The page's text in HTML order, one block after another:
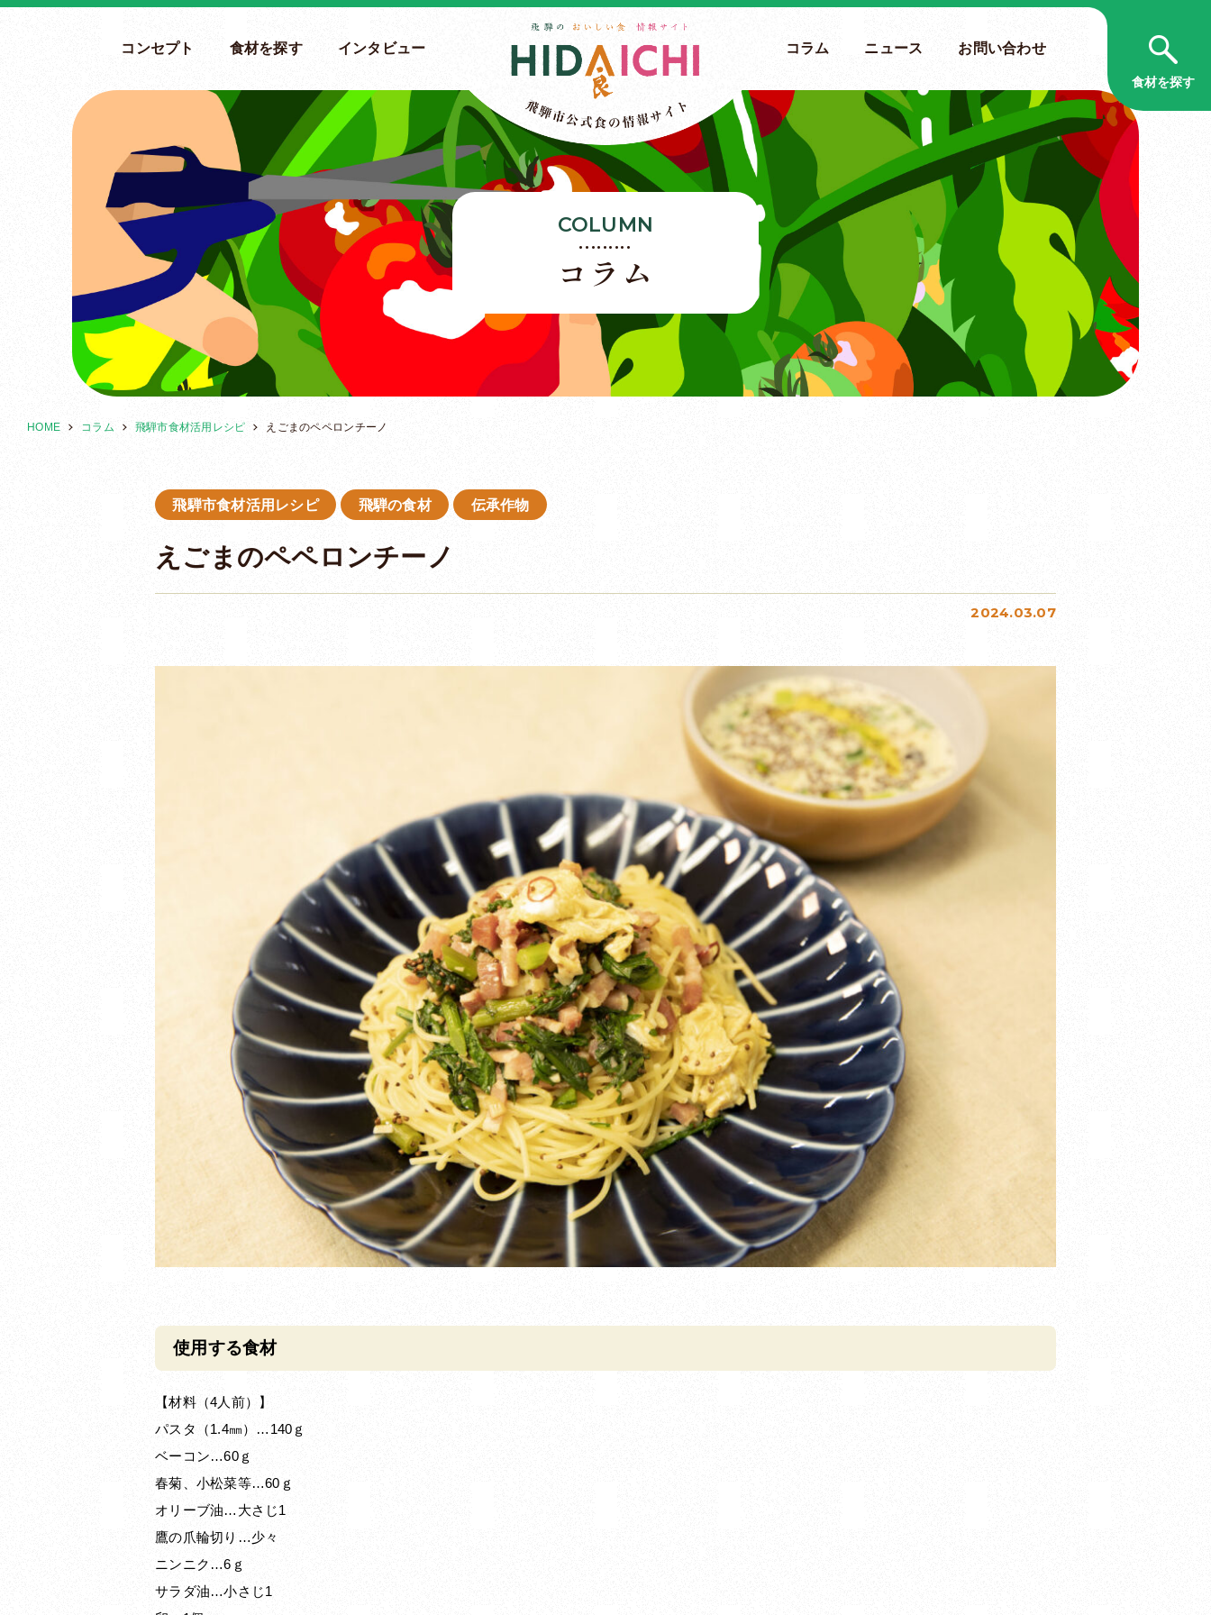
コンセプト 食材を探す インタビュー コラム ニュース お問い合わせ
COLUMN
コラム
HOME コラム 飛騨市食材活用レシピ えごまのペペロンチーノ
飛騨市食材活用レシピ 飛騨の食材 伝承作物
えごまのペペロンチーノ
2024.03.07
使用する食材
【材料（4人前）】
パスタ（1.4㎜）…140ｇ
ベーコン…60ｇ
春菊、小松菜等…60ｇ
オリーブ油…大さじ1
鷹の爪輪切り…少々
ニンニク…6ｇ
サラダ油…小さじ1
食材を探す